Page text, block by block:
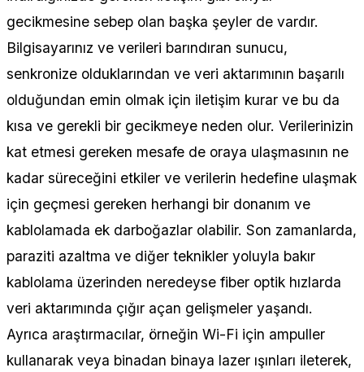
gecikmesine sebep olan başka şeyler de vardır.
Bilgisayarınız ve verileri barındıran sunucu,
senkronize olduklarından ve veri aktarımının başarılı
olduğundan emin olmak için iletişim kurar ve bu da
kısa ve gerekli bir gecikmeye neden olur. Verilerinizin
kat etmesi gereken mesafe de oraya ulaşmasının ne
kadar süreceğini etkiler ve verilerin hedefine ulaşmak
için geçmesi gereken herhangi bir donanım ve
kablolamada ek darboğazlar olabilir. Son zamanlarda,
paraziti azaltma ve diğer teknikler yoluyla bakır
kablolama üzerinden neredeyse fiber optik hızlarda
veri aktarımında çığır açan gelişmeler yaşandı.
Ayrıca araştırmacılar, örneğin Wi-Fi için ampuller
kullanarak veya binadan binaya lazer ışınları ileterek,